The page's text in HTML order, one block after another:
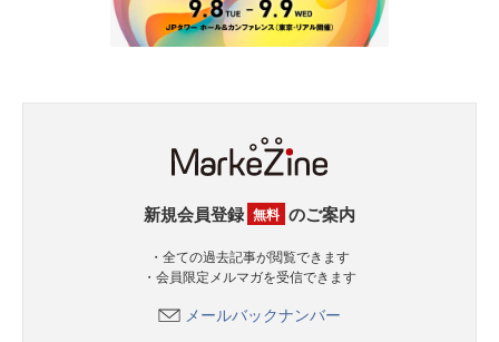
新規会員登録 無料 のご案内
・全ての過去記事が閲覧できます
・会員限定メルマガを受信できます
メールバックナンバー